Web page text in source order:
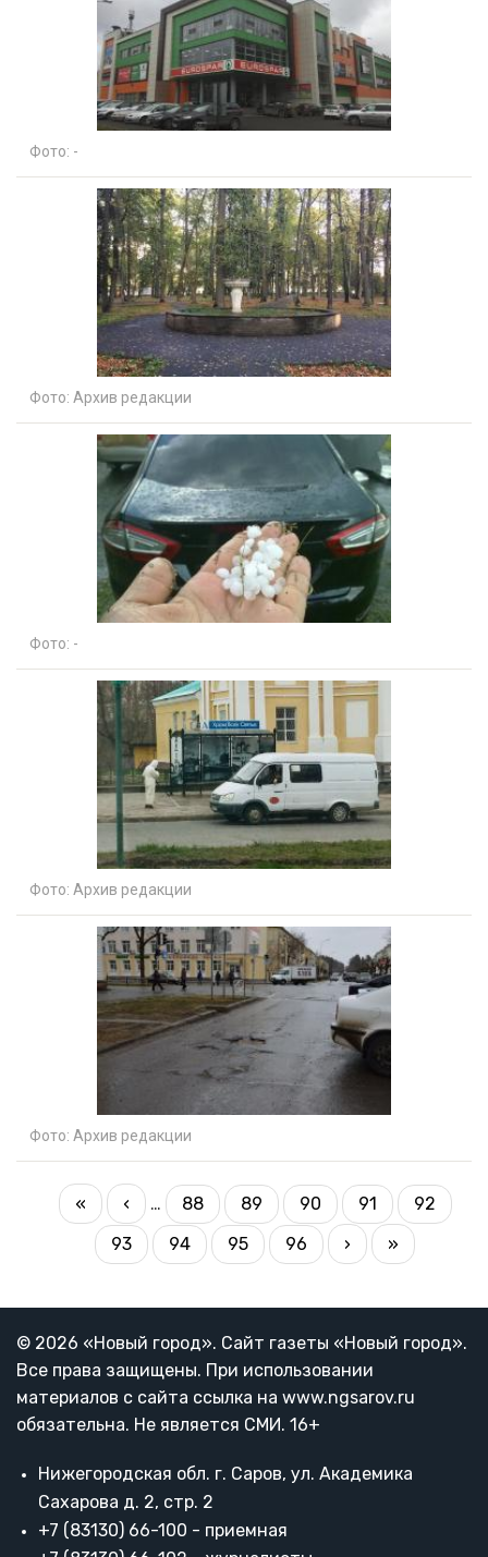
Фото: -
Фото: Архив редакции
Фото: -
Фото: Архив редакции
Фото: Архив редакции
НУМЕРАЦИЯ
СТРАНИЦ
Первая
страница
«
Предыдущая
страница
‹ … Страница
88 Страница
89 Страница
90 Страница
91
92
Страница
93 Страница
94
Текущая
95 Страница
96
Следующая
›
Последняя
»
© 2026 «Новый город». Cайт газеты «Новый город».
Все права защищены. При использовании
материалов с сайта ссылка на www.ngsarov.ru
обязательна. Не является СМИ. 16+
Нижегородская обл. г. Саров, ул. Академика
Сахарова д. 2, стр. 2
+7 (83130) 66-100 - приемная